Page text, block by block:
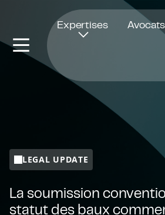
Expertises Avocats
LEGAL UPDATE
La soumission
statut des baux
Ouvre dans une nouvelle fenêtre